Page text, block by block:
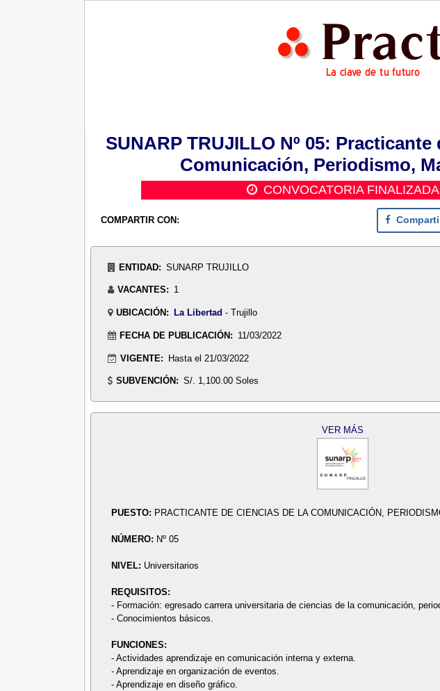
SUNARP TRUJILLO Nº 05:
Comunicación, Periodismo,
CONVOCATORIA FINALIZADA
COMPARTIR CON:
ENTIDAD: SUNARP TRUJILLO
VACANTES: 1
UBICACIÓN: La Libertad - Trujillo
FECHA DE PUBLICACIÓN: 11/03/2022
VIGENTE: Hasta el 21/03/2022
SUBVENCIÓN: S/. 1,100.00 Soles
VER MÁS
PUESTO: PRACTICANTE DE CIENCIAS DE LA COMUNICACIÓN,
NÚMERO: Nº 05
NIVEL: Universitarios
REQUISITOS:
- Formación: egresado carrera universitaria de ciencias de la comunicación,
- Conocimientos básicos.
FUNCIONES:
- Actividades aprendizaje en comunicación interna y externa.
- Aprendizaje en organización de eventos.
- Aprendizaje en diseño gráfico.